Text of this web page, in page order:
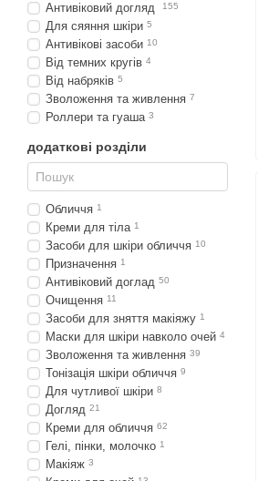
Антивіковий догляд 155
Для сяяння шкіри 5
Антивікові засоби 10
Від темних кругів 4
Від набряків 5
Зволоження та живлення 7
Роллери та гуаша 3
додаткові розділи
Обличчя 1
Креми для тіла 1
Засоби для шкіри обличчя 10
Призначення 1
Антивіковий доглад 50
Очищення 11
Засоби для зняття макіяжу 1
Маски для шкіри навколо очей 4
Зволоження та живлення 39
Тонізація шкіри обличчя 9
Для чутливої шкіри 8
Догляд 21
Креми для обличчя 62
Гелі, пінки, молочко 1
Макіяж 3